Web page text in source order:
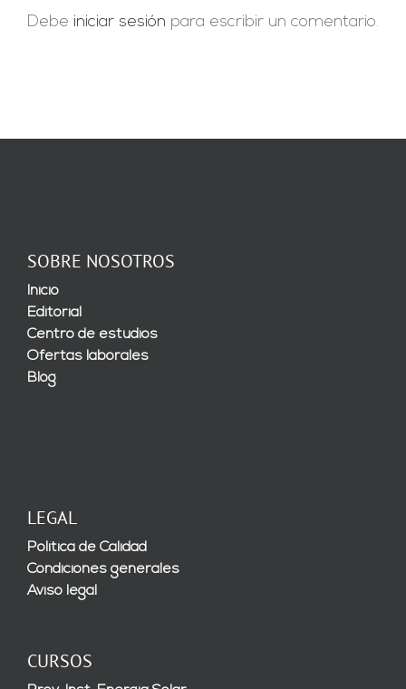
Debe iniciar sesión para escribir un comentario.
SOBRE NOSOTROS
Inicio
Editorial
Centro de estudios
Ofertas laborales
Blog
LEGAL
Política de Calidad
Condiciones generales
Aviso legal
CURSOS